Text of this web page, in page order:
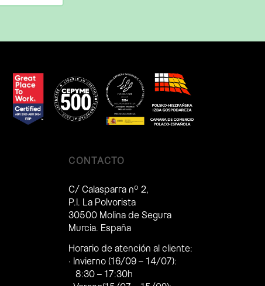
CONTACTO
C/ Calasparra nº 2,
P.I. La Polvorista
30500 Molina de Segura
Murcia. España
Horario de atención al cliente:
· Invierno (16/09 – 14/07):
8:30 – 17:30h